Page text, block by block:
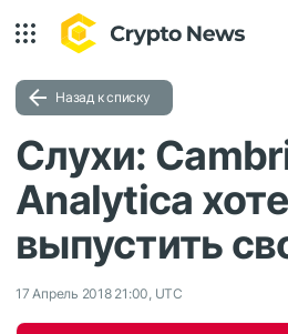
Назад к списку
Слухи:
Analytica
выпустить
17 Апрель 2018 21:00, UTC